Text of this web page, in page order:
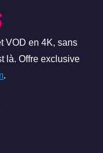
VOD en 4K, sans
là. Offre exclusive
.